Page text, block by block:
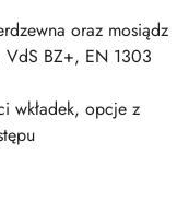
oraz mosiądz
BZ+, EN 1303
wkładek, opcje z